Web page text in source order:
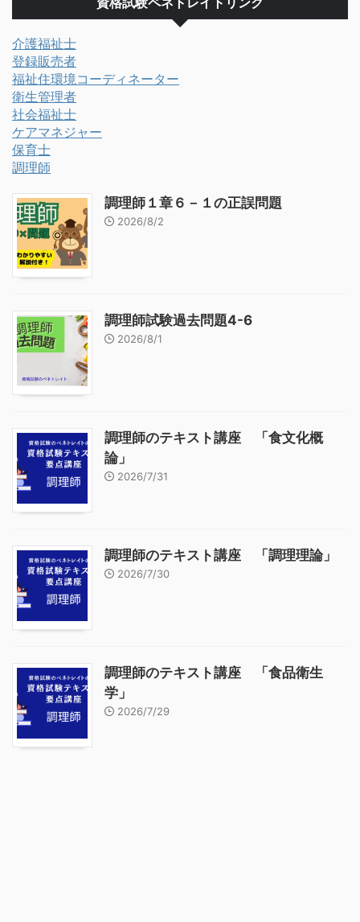
資格試験ペネトレイトリンク
介護福祉士
登録販売者
福祉住環境コーディネーター
衛生管理者
社会福祉士
ケアマネジャー
保育士
調理師
調理師１章６－１の正誤問題
2026/8/2
調理師試験過去問題4-6
2026/8/1
調理師のテキスト講座 「食文化概
論」
2026/7/31
調理師のテキスト講座 「調理理論」
2026/7/30
調理師のテキスト講座 「食品衛生
学」
2026/7/29